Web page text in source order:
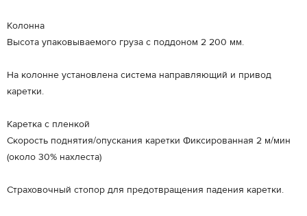
Колонна
Высота упаковываемого груза с поддоном 2 200 мм.
На колонне установлена система направляющий и привод
каретки.
Каретка с пленкой
Скорость поднятия/опускания каретки Фиксированная 2 м/мин
(около 30% нахлеста)
Страховочный стопор для предотвращения падения каретки.